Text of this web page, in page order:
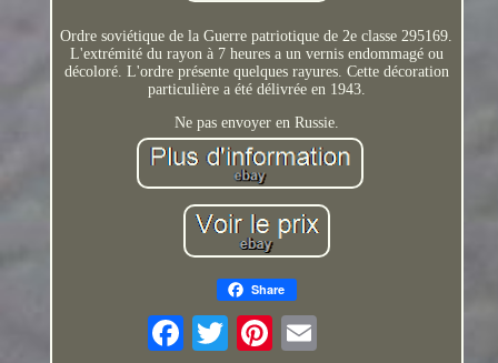
Ordre soviétique de la Guerre patriotique de 2e classe 295169.
L'extrémité du rayon à 7 heures a un vernis endommagé ou
décoloré. L'ordre présente quelques rayures. Cette décoration
particulière a été délivrée en 1943.
Ne pas envoyer en Russie.
Share